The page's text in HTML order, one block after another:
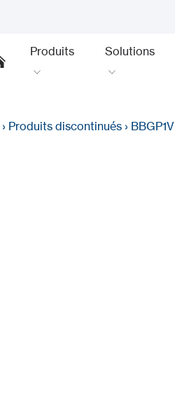
Produits Solutions
› Produits discontinués › BBGP1V